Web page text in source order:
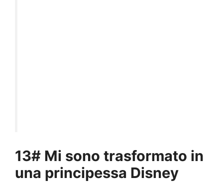
13# Mi sono trasformato in
una principessa Disney